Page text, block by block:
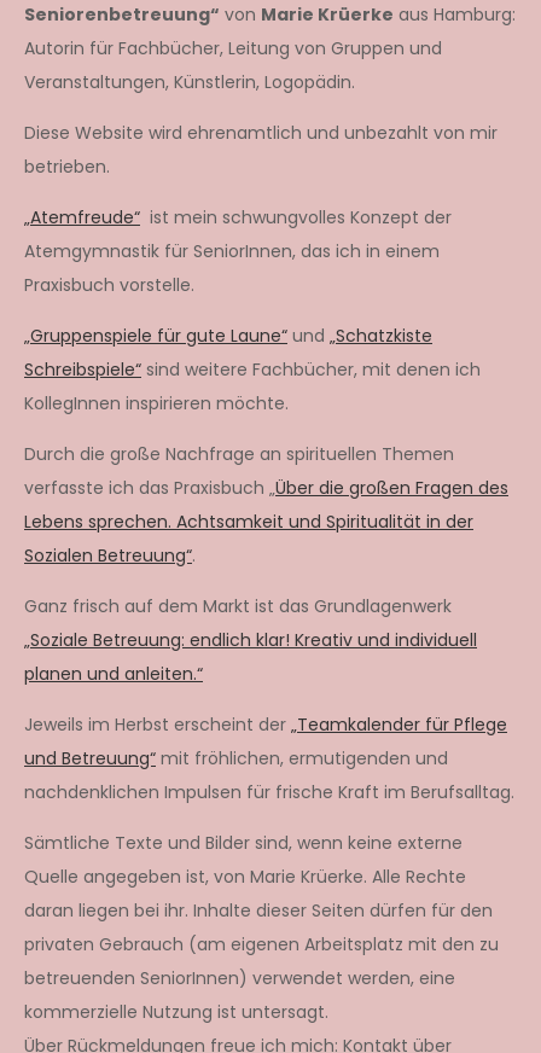
Seniorenbetreuung“ von Marie Krüerke aus Hamburg:
Autorin für Fachbücher, Leitung von Gruppen und
Veranstaltungen, Künstlerin, Logopädin.
Diese Website wird ehrenamtlich und unbezahlt von mir
betrieben.
„Atemfreude“ ist mein schwungvolles Konzept der
Atemgymnastik für SeniorInnen, das ich in einem
Praxisbuch vorstelle.
„Gruppenspiele für gute Laune“ und „Schatzkiste
Schreibspiele“ sind weitere Fachbücher, mit denen ich
KollegInnen inspirieren möchte.
Durch die große Nachfrage an spirituellen Themen
verfasste ich das Praxisbuch „Über die großen Fragen des
Lebens sprechen. Achtsamkeit und Spiritualität in der
Sozialen Betreuung“.
Ganz frisch auf dem Markt ist das Grundlagenwerk
„Soziale Betreuung: endlich klar! Kreativ und individuell
planen und anleiten.“
Jeweils im Herbst erscheint der „Teamkalender für Pflege
und Betreuung“ mit fröhlichen, ermutigenden und
nachdenklichen Impulsen für frische Kraft im Berufsalltag.
Sämtliche Texte und Bilder sind, wenn keine externe
Quelle angegeben ist, von Marie Krüerke. Alle Rechte
daran liegen bei ihr. Inhalte dieser Seiten dürfen für den
privaten Gebrauch (am eigenen Arbeitsplatz mit den zu
betreuenden SeniorInnen) verwendet werden, eine
kommerzielle Nutzung ist untersagt.
Über Rückmeldungen freue ich mich: Kontakt über